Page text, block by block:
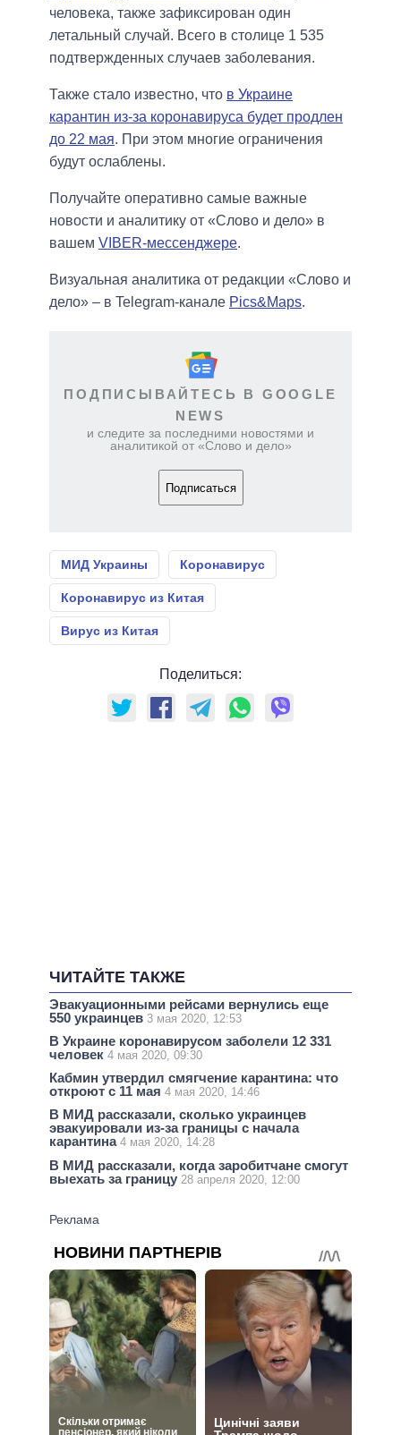
человека, также зафиксирован один
летальный случай. Всего в столице 1 535
подтвержденных случаев заболевания.
Также стало известно, что в Украине
карантин из-за коронавируса будет продлен
до 22 мая. При этом многие ограничения
будут ослаблены.
Получайте оперативно самые важные
новости и аналитику от «Слово и дело» в
вашем VIBER-мессенджере.
Визуальная аналитика от редакции «Слово и
дело» – в Telegram-канале Pics&Maps.
ПОДПИСЫВАЙТЕСЬ В GOOGLE
NEWS
и следите за последними новостями и
аналитикой от «Слово и дело»
Подписаться
МИД Украины Коронавирус
Коронавирус из Китая
Вирус из Китая
Поделиться:
ЧИТАЙТЕ ТАКЖЕ
Эвакуационными рейсами вернулись еще
550 украинцев 3 мая 2020, 12:53
В Украине коронавирусом заболели 12 331
человек 4 мая 2020, 09:30
Кабмин утвердил смягчение карантина: что
откроют с 11 мая 4 мая 2020, 14:46
В МИД рассказали, сколько украинцев
эвакуировали из-за границы с начала
карантина 4 мая 2020, 14:28
В МИД рассказали, когда заробитчане смогут
выехать за границу 28 апреля 2020, 12:00